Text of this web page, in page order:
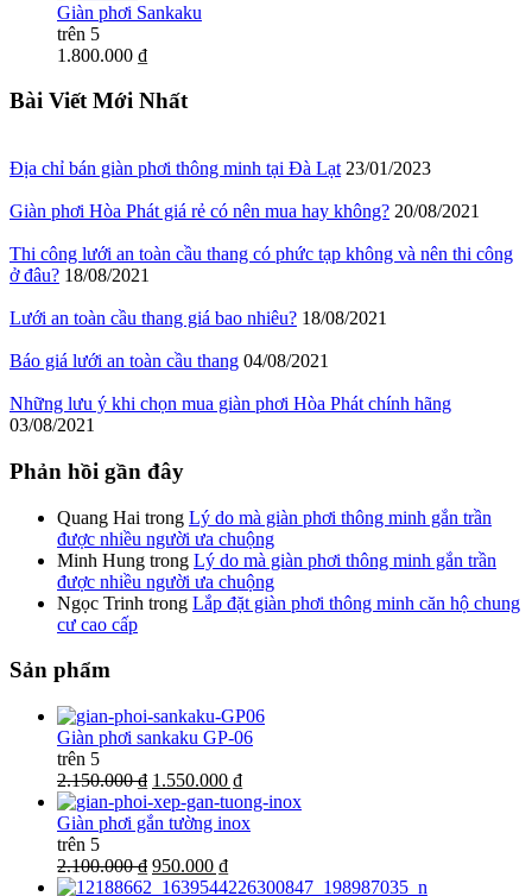
Giàn phơi Sankaku
trên 5
1.800.000 ₫
Bài Viết Mới Nhất
Địa chỉ bán giàn phơi thông minh tại Đà Lạt 23/01/2023
Giàn phơi Hòa Phát giá rẻ có nên mua hay không? 20/08/2021
Thi công lưới an toàn cầu thang có phức tạp không và nên thi công
ở đâu? 18/08/2021
Lưới an toàn cầu thang giá bao nhiêu? 18/08/2021
Báo giá lưới an toàn cầu thang 04/08/2021
Những lưu ý khi chọn mua giàn phơi Hòa Phát chính hãng
03/08/2021
Phản hồi gần đây
Quang Hai trong Lý do mà giàn phơi thông minh gắn trần
được nhiều người ưa chuộng
Minh Hung trong Lý do mà giàn phơi thông minh gắn trần
được nhiều người ưa chuộng
Ngọc Trinh trong Lắp đặt giàn phơi thông minh căn hộ chung
cư cao cấp
Sản phẩm
Giàn phơi sankaku GP-06
trên 5
2.150.000 ₫ 1.550.000 ₫
Giàn phơi gắn tường inox
trên 5
2.100.000 ₫ 950.000 ₫